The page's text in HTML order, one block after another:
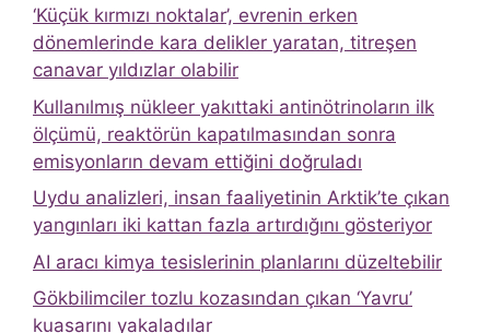
‘Küçük kırmızı noktalar’, evrenin erken
dönemlerinde kara delikler yaratan, titreşen
canavar yıldızlar olabilir
Kullanılmış nükleer yakıttaki antinötrinoların ilk
ölçümü, reaktörün kapatılmasından sonra
emisyonların devam ettiğini doğruladı
Uydu analizleri, insan faaliyetinin Arktik’te çıkan
yangınları iki kattan fazla artırdığını gösteriyor
AI aracı kimya tesislerinin planlarını düzeltebilir
Gökbilimciler tozlu kozasından çıkan ‘Yavru’
kuasarını yakaladılar